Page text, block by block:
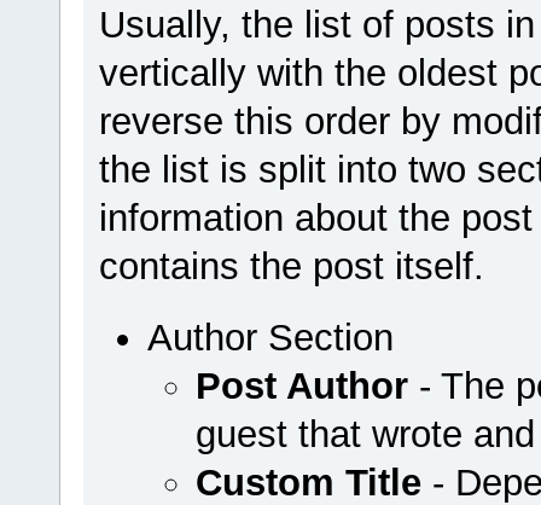
Usually, the list of posts
vertically with the oldest
reverse this order by
the list is split into two
information about the
contains the post itself.
Author Section
Post Author- The
guest that wrote
Custom Title-